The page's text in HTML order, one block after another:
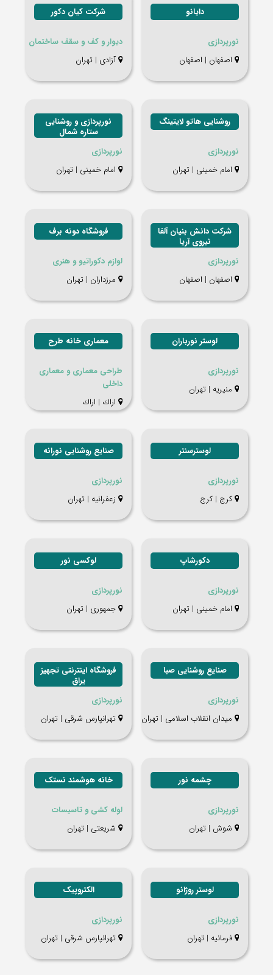
دایانو
نورپردازی
اصفهان | اصفهان
شرکت کیان دکور
دیوار و کف و سقف ساختمان
آزادی | تهران
روشنایی هاتو لایتینگ
نورپردازی
امام خمینی | تهران
نورپردازی و روشنایی
ستاره شمال
نورپردازی
امام خمینی | تهران
شرکت دانش بنیان آلفا
نیروی آریا
نورپردازی
اصفهان | اصفهان
فروشگاه دونه برف
لوازم دکوراتیو و هنری
مرزداران | تهران
لوستر نورباران
نورپردازی
منیریه | تهران
معماری خانه طرح
طراحی معماری و معماری
داخلی
اراك | اراك
لوسترسنتر
نورپردازی
کرج | کرج
صنایع روشنایی نورانه
نورپردازی
زعفرانیه | تهران
دکورشاپ
نورپردازی
امام خمینی | تهران
لوکسی نور
نورپردازی
جمهوری | تهران
صنایع روشنایی صبا
نورپردازی
میدان انقلاب اسلامی | تهران
فروشگاه اینترنتی تجهیز
یراق
نورپردازی
تهرانپارس شرقی | تهران
چشمه نور
نورپردازی
شوش | تهران
خانه هوشمند نستک
لوله کشی و تاسیسات
شریعتی | تهران
لوستر روژانو
نورپردازی
فرمانیه | تهران
الکتروپیک
نورپردازی
تهرانپارس شرقی | تهران